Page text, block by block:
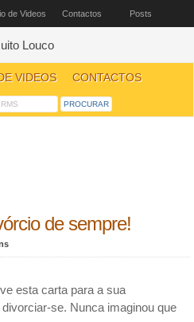
de Videos Contactos Posts
VIDEOS CONTACTOS
de sempre!
esta carta para a sua
se. Nunca imaginou que